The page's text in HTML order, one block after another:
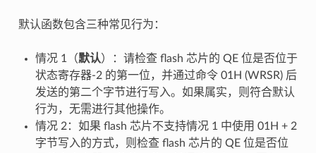
默认函数包含三种常见行为：
情况 1（默认）：请检查 flash 芯片的 QE 位是否位于
状态寄存器-2 的第一位，并通过命令 01H (WRSR) 后
发送的第二个字节进行写入。如果属实，则符合默认
行为，无需进行其他操作。
情况 2：如果 flash 芯片不支持情况 1 中使用 01H + 2
字节写入的方式，则检查 flash 芯片的 QE 位是否位